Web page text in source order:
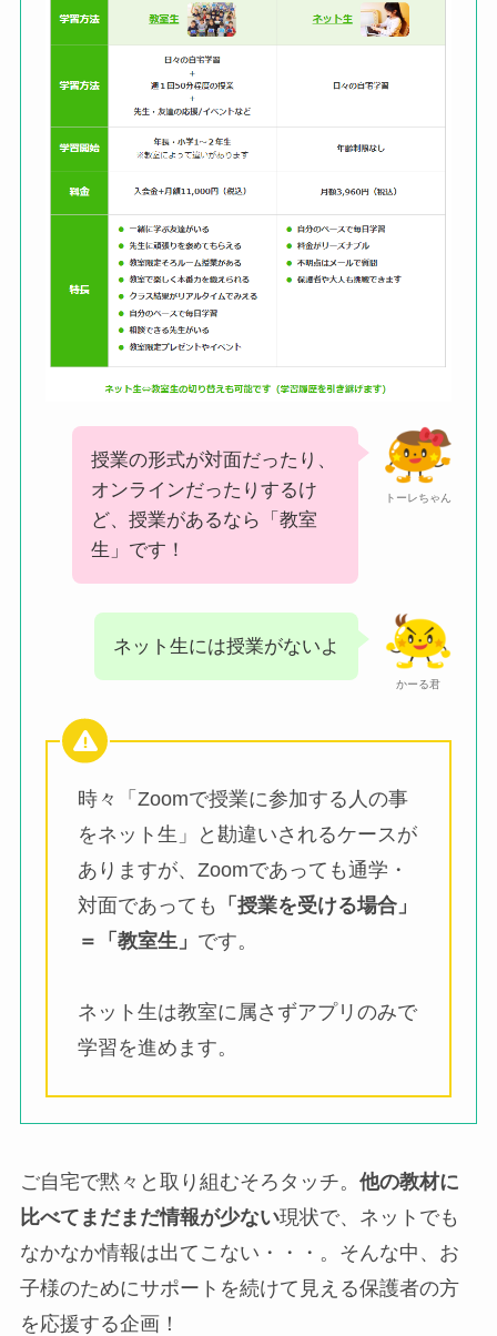
トーレちゃん
授業の形式が対面だったり、
オンラインだったりするけ
ど、授業があるなら「教室
生」です！
かーる君
ネット生には授業がないよ
時々「Zoomで授業に参加する人の事
をネット生」と勘違いされるケースが
ありますが、Zoomであっても通学・
対面であっても
「授業を受ける場合」
＝「教室生」 です。
ネット生は教室に属さずアプリのみで
学習を進めます。
ご自宅で黙々と取り組むそろタッチ。 他の教材に
比べてまだまだ情報が少ない現状で、ネットでも
なかなか情報は出てこない・・・。そんな中、お
子様のためにサポートを続けて見える保護者の方
を応援する企画！